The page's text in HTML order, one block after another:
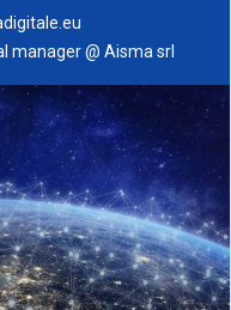
manager @ Aisma srl